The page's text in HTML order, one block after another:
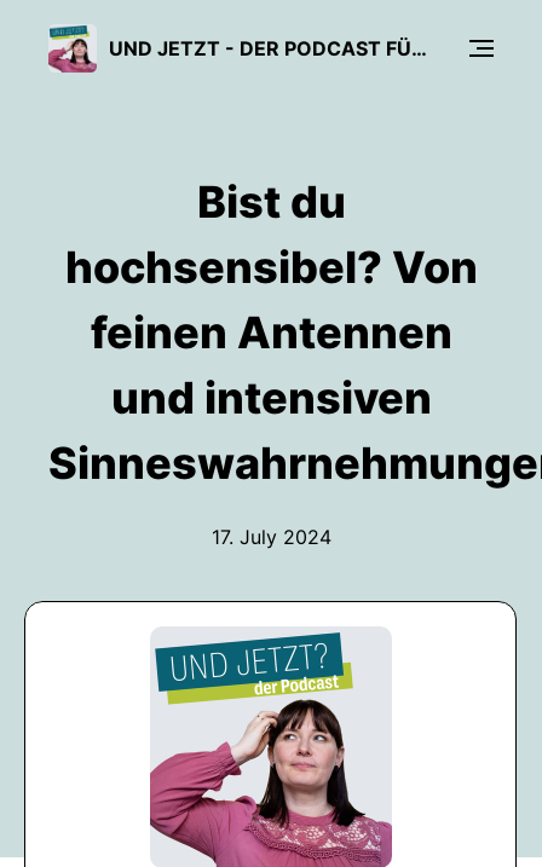
UND JETZT - DER PODCAST FÜR MEHR SELBSTSICHERHEIT UND PERSÖNLICHES WACHSTUM
Bist du
hochsensibel? Von
feinen Antennen
und intensiven
17. July 2024